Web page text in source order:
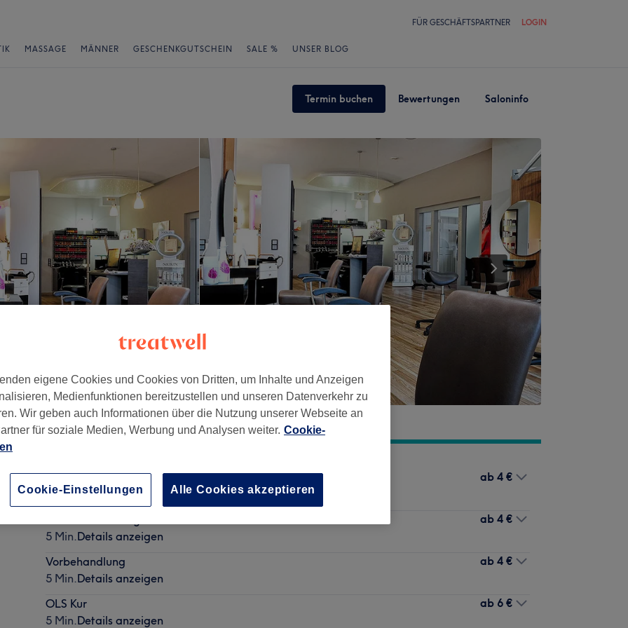
FÜR GESCHÄFTSPARTNER LOGIN
MASSAGE MÄNNER GESCHENKGUTSCHEIN SALE % UNSER BLOG
Termin buchen Bewertungen Saloninfo
Pflegeschaum
5 Min.Details anzeigen
ab 4 €
5 Min.Details anzeigen
ab 4 €
Vorbehandlung
5 Min.Details anzeigen
ab 4 €
OLS Kur
5 Min.Details anzeigen
ab 6 €
eigene Cookies und Cookies von Dritten, um Inhalte und Anzeigen
Medienfunktionen bereitzustellen und unseren Datenverkehr zu
Wir geben auch Informationen über die Nutzung unserer Webseite an
für soziale Medien, Werbung und Analysen weiter. Cookie-
Cookie-Einstellungen Alle Cookies akzeptieren